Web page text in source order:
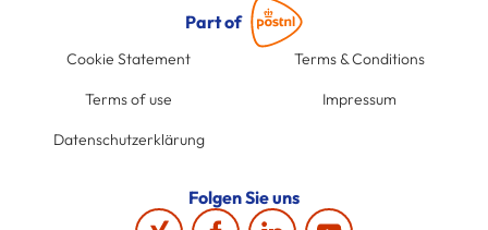
Part of
Cookie Statement Terms & Conditions
Terms of use Impressum
Datenschutzerklärung
Folgen Sie uns